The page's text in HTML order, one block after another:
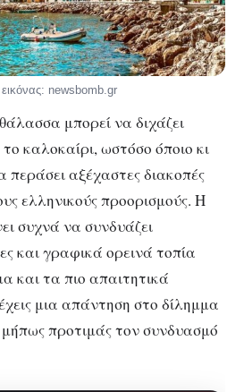
newsbomb.gr
μπορεί να διχάζει
το καλοκαίρι, ωστόσο όποιο κι
περάσει αξέχαστες διακοπές
ελληνικούς προορισμούς. Η
συχνά να συνδυάζει
και γραφικά ορεινά τοπία
και τα πιο απαιτητικά
μια απάντηση στο δίλημμα
προτιμάς τον συνδυασμό